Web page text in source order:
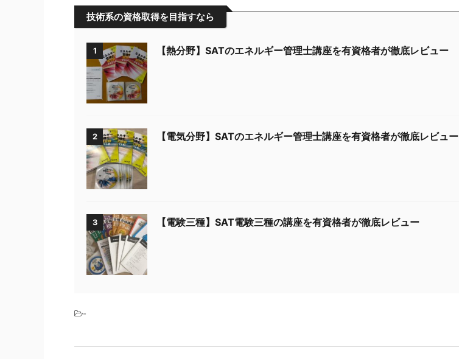
技術系の資格取得を目指すなら
1 【熱分野】SATのエネルギー管理士講座を有資格者が徹底レビュー
2 【電気分野】SATのエネルギー管理士講座を有資格者が徹底レビュー
3 【電験三種】SAT電験三種の講座を有資格者が徹底レビュー
-